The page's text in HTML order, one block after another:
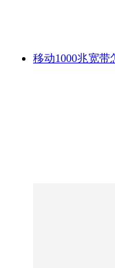
移动1000兆宽带